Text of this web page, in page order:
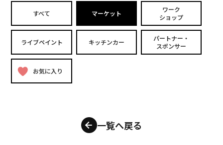
すべて マーケット
ワーク
ショップ
ライブペイント キッチンカー
パートナー・
スポンサー
お気に入り
一覧へ戻る